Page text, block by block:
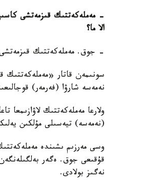
- مەملەكەتتىك قىزمەتشى
الا ما؟
- جوق. مەملەكەتتىك قىزمەتشى
سونىمەن قاتار «مەملەكەتتىك
نەمەسە شارۋا (فەرمەر)
ولارعا مەملەكەتتىك لاۋازىمعا
(نەمەسە) تيەسىلى مۇلكىن
وسى مەرزىم ىشىندە
قۇقىعى جوق. ەگەر بەلگىلەنگەن
نەگىز بولادى.